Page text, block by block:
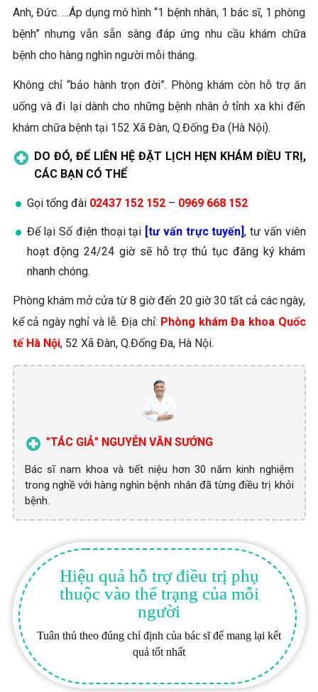
Anh, Đức. …Áp dụng mô hình “1 bệnh nhân, 1 bác sĩ, 1 phòng
bệnh” nhưng vẫn sẵn sàng đáp ứng nhu cầu khám chữa
bệnh cho hàng nghìn người mỗi tháng.
Không chỉ “bảo hành trọn đời”. Phòng khám còn hỗ trợ ăn
uống và đi lại dành cho những bệnh nhân ở tỉnh xa khi đến
khám chữa bệnh tại 152 Xã Đàn, Q.Đống Đa (Hà Nội).
DO ĐÓ, ĐỂ LIÊN HỆ ĐẶT LỊCH HẸN KHÁM ĐIỀU TRỊ,
CÁC BẠN CÓ THỂ
Gọi tổng đài 02437 152 152– 0969 668 152
Để lại Số điện thoại tại tư vấn trực tuyến ], tư vấn viên
hoạt động 24/24 giờ sẽ hỗ trợ thủ tục đăng ký khám
nhanh chóng.
Phòng khám mở cửa từ 8 giờ đến 20 giờ 30 tất cả các ngày,
kể cả ngày nghỉ và lễ. Địa chỉ: Phòng khám Đa khoa Quốc
tế Hà Nội, 52 Xã Đàn, Q.Đống Đa, Hà Nội.
"TÁC GIẢ" NGUYỄN VĂN SƯỚNG
Bác sĩ nam khoa và tiết niệu hơn 30 năm kinh nghiệm
trong nghề với hàng nghìn bệnh nhân đã từng điều trị khỏi
bệnh.
Hiệu quả hỗ trợ điều trị phụ
thuộc vào thể trạng của mỗi
người
Tuân thủ theo đúng chỉ định của bác sĩ để mang lại kết
quả tốt nhất